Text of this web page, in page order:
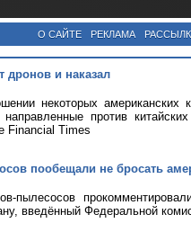
О САЙТЕ РЕКЛАМА
дронов и наказал
некоторых американских
против
Financial Times
пообещали не бросать
пылесосов
введённый Федеральной